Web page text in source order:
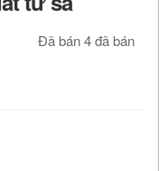
Đã bán 4 đã bán